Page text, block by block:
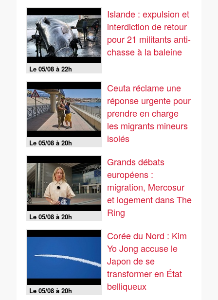
Le 05/08 à 22h
Islande : expulsion et
interdiction de retour
pour 21 militants anti-
chasse à la baleine
Le 05/08 à 20h
Ceuta réclame une
réponse urgente pour
prendre en charge
les migrants mineurs
isolés
Le 05/08 à 20h
Grands débats
européens :
migration, Mercosur
et logement dans The
Ring
Le 05/08 à 20h
Corée du Nord : Kim
Yo Jong accuse le
Japon de se
transformer en État
belliqueux